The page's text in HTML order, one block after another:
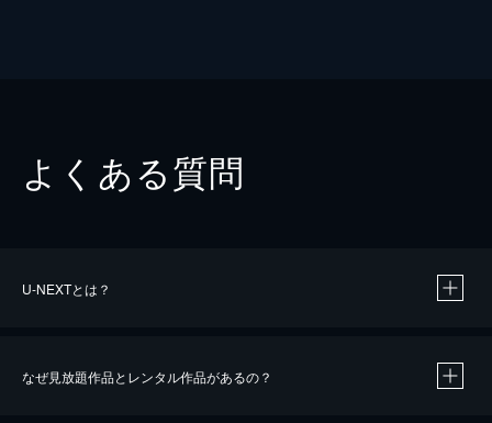
よくある質問
U-NEXTとは？
なぜ見放題作品とレンタル作品があるの？